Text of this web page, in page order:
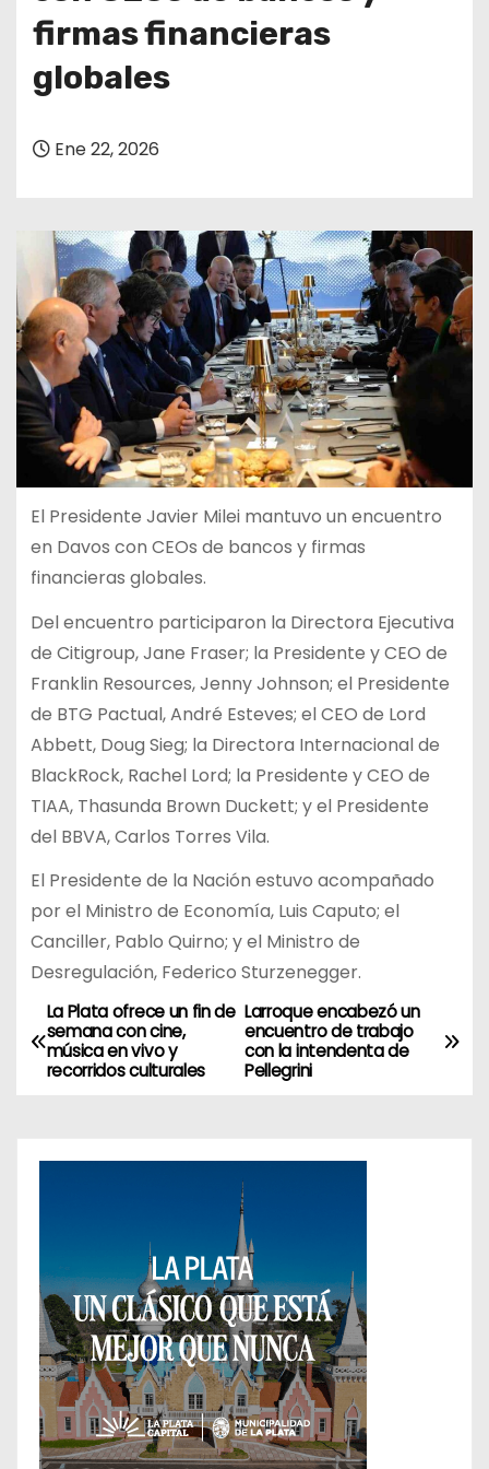
firmas financieras
globales
Ene 22, 2026
El Presidente Javier Milei mantuvo un encuentro
en Davos con CEOs de bancos y firmas
financieras globales.
Del encuentro participaron la Directora Ejecutiva
de Citigroup, Jane Fraser; la Presidente y CEO de
Franklin Resources, Jenny Johnson; el Presidente
de BTG Pactual, André Esteves; el CEO de Lord
Abbett, Doug Sieg; la Directora Internacional de
BlackRock, Rachel Lord; la Presidente y CEO de
TIAA, Thasunda Brown Duckett; y el Presidente
del BBVA, Carlos Torres Vila.
El Presidente de la Nación estuvo acompañado
por el Ministro de Economía, Luis Caputo; el
Canciller, Pablo Quirno; y el Ministro de
Desregulación, Federico Sturzenegger.
N
a
e
c
ó
n
Larroque encabezó un
encuentro de trabajo
con la intendenta de
Pellegrini
La Plata ofrece un fin de
semana con cine,
música en vivo y
recorridos culturales